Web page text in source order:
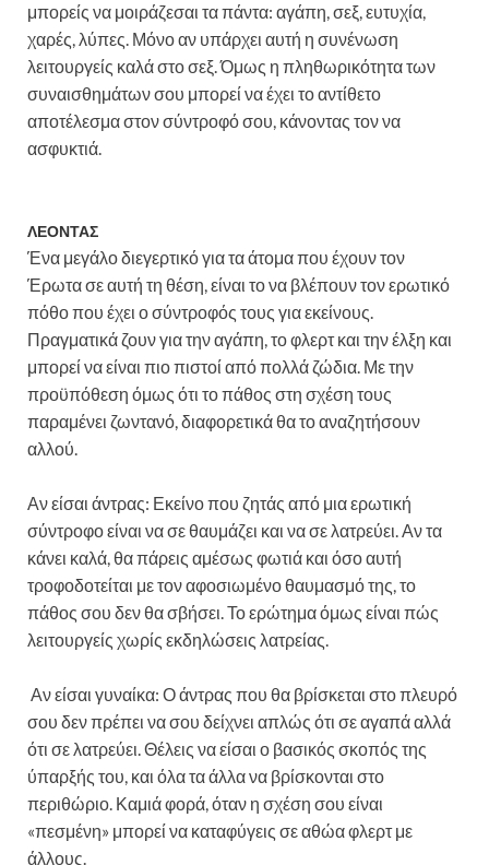
μπορείς να μοιράζεσαι τα πάντα: αγάπη, σεξ, ευτυχία,
χαρές, λύπες. Μόνο αν υπάρχει αυτή η συνένωση
λειτουργείς καλά στο σεξ. Όμως η πληθωρικότητα των
συναισθημάτων σου μπορεί να έχει το αντίθετο
αποτέλεσμα στον σύντροφό σου, κάνοντας τον να
ασφυκτιά.
ΛΕΟΝΤΑΣ
Ένα μεγάλο διεγερτικό για τα άτομα που έχουν τον
Έρωτα σε αυτή τη θέση, είναι το να βλέπουν τον ερωτικό
πόθο που έχει ο σύντροφός τους για εκείνους.
Πραγματικά ζουν για την αγάπη, το φλερτ και την έλξη και
μπορεί να είναι πιο πιστοί από πολλά ζώδια. Με την
προϋπόθεση όμως ότι το πάθος στη σχέση τους
παραμένει ζωντανό, διαφορετικά θα το αναζητήσουν
αλλού.
Αν είσαι άντρας: Εκείνο που ζητάς από μια ερωτική
σύντροφο είναι να σε θαυμάζει και να σε λατρεύει. Αν τα
κάνει καλά, θα πάρεις αμέσως φωτιά και όσο αυτή
τροφοδοτείται με τον αφοσιωμένο θαυμασμό της, το
πάθος σου δεν θα σβήσει. Το ερώτημα όμως είναι πώς
λειτουργείς χωρίς εκδηλώσεις λατρείας.
Αν είσαι γυναίκα: Ο άντρας που θα βρίσκεται στο πλευρό
σου δεν πρέπει να σου δείχνει απλώς ότι σε αγαπά αλλά
ότι σε λατρεύει. Θέλεις να είσαι ο βασικός σκοπός της
ύπαρξής του, και όλα τα άλλα να βρίσκονται στο
περιθώριο. Καμιά φορά, όταν η σχέση σου είναι
«πεσμένη» μπορεί να καταφύγεις σε αθώα φλερτ με
άλλους.